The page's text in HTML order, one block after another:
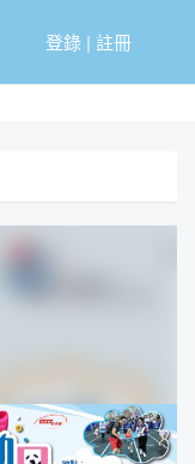
登錄| 註冊